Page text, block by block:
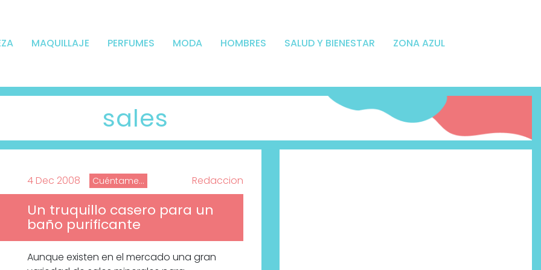
MAQUILLAJE PERFUMES MODA HOMBRES SALUD Y BIENESTAR ZONA AZUL
sales
4 Dec 2008 Cuéntame... Redaccion
Un truquillo casero para un
baño purificante
Aunque existen en el mercado una gran